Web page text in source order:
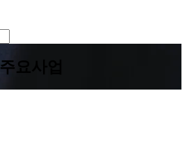
주요사업